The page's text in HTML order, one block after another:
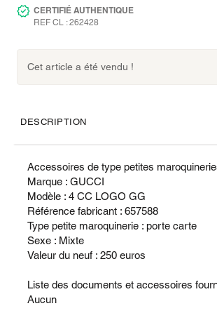
CERTIFIÉ AUTHENTIQUE
REF CL : 262428
Cet article a été vendu !
DESCRIPTION
Accessoires de type petites
Marque : GUCCI
Modèle : 4 CC LOGO GG
Référence fabricant : 657588
Type petite maroquinerie : porte carte
Sexe : Mixte
Valeur du neuf : 250 euros
Liste des documents et accessoires
Aucun